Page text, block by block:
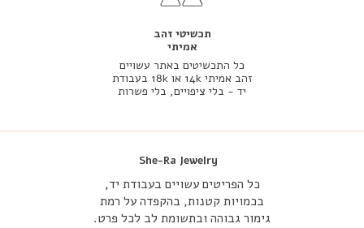
תכשיטי זהב
אמיתי
כל התכשיטים באתר עשויים
זהב אמיתי 14k או 18k בעבודת
יד - בלי ציפויים, בלי פשרות
She-Ra Jewelry
כל הפריטים עשויים בעבודת יד,
בכמויות קטנות, בהקפדה על רמת
גימור גבוהה ובתשומת לב לכל פרט.